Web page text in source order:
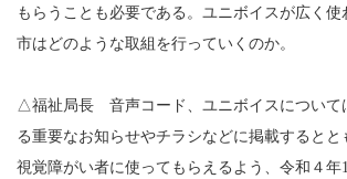
もらうことも必要である。ユニボイスが広く使
市はどのような取組を行っていくのか。
△福祉局長 音声コード、ユニボイスについて
る重要なお知らせやチラシなどに掲載すると
視覚障がい者に使ってもらえるよう、令和４年